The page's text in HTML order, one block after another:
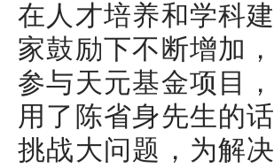
在人才培养和学科
家鼓励下不断增加
参与天元基金项目
用了陈省身先生的
挑战大问题，为解